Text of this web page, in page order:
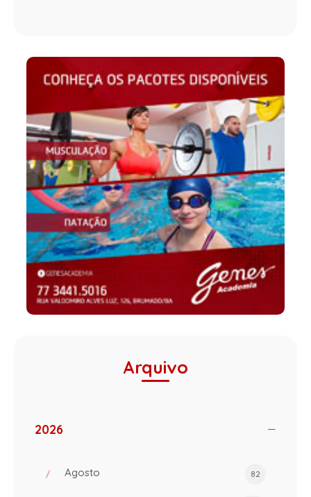
Arquivo
2026
Agosto 82